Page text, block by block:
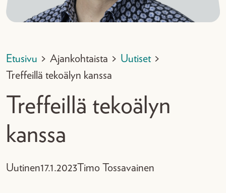
Etusivu > Ajankohtaista > Uutiset >
Treffeillä tekoälyn kanssa
Treffeillä tekoälyn
kanssa
Uutinen17.1.2023Timo Tossavainen